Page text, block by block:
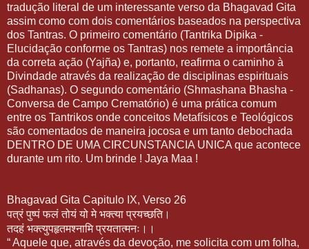
tradução literal de um interessante verso da Bhagavad Gita
assim como com dois comentários baseados na perspectiva
dos Tantras. O primeiro comentário (Tantrika Dipika -
Elucidação conforme os Tantras) nos remete a importância
da correta ação (Yajña) e, portanto, reafirma o caminho à
Divindade através da realização de disciplinas espirituais
(Sadhanas). O segundo comentário (Shmashana Bhasha -
Conversa de Campo Crematório) é uma prática comum
entre os Tantrikos onde conceitos Metafísicos e Teológicos
são comentados de maneira jocosa e um tanto debochada
DENTRO DE UMA CIRCUNSTANCIA UNICA que acontece
durante um rito. Um brinde ! Jaya Maa !
Bhagavad Gita Capitulo IX, Verso 26
पत्रंपुष्पंफलंतोयंयोमेभक्त्याप्रयच्छति।
तदहंभक्त्युपहृतमश्नामिप्रयतात्मनः।।
“ Aquele que, através da devoção, me solicita com um folha,